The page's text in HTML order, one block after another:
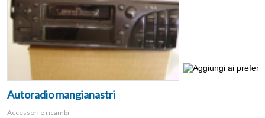
Autoradio mangianastri
Accessori e ricambi